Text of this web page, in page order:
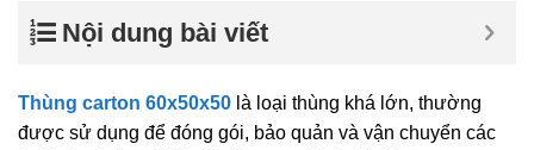
Nội dung bài viết
Thùng carton 60x50x50 là loại thùng khá lớn, thường
được sử dụng để đóng gói, bảo quản và vận chuyển các